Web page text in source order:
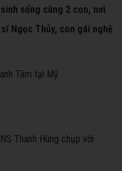
sống cùng 2 con, nơi
Ngọc Thủy, con gái nghệ
Thanh Hùng chụp với